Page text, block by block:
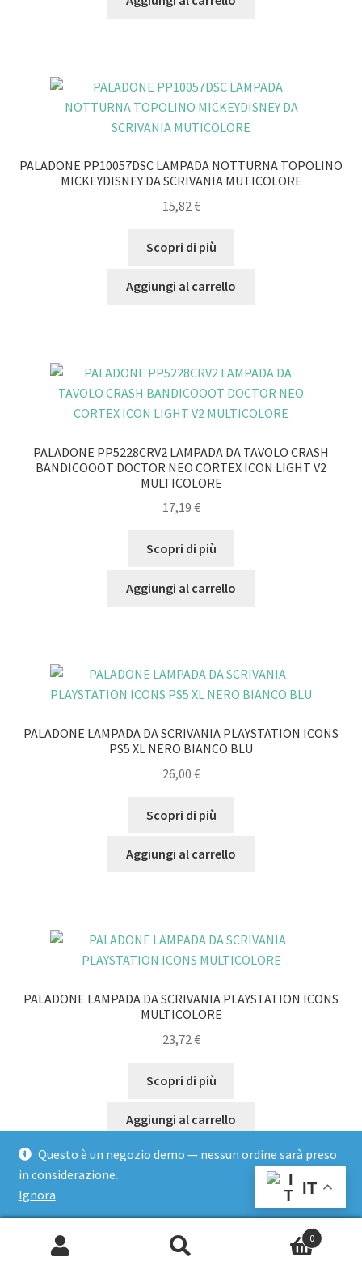
Questo è un negozio demo — nessun ordine sarà preso
in considerazione.
Ignora
PALADONE PP10057DSC LAMPADA NOTTURNA TOPOLINO
MICKEYDISNEY DA SCRIVANIA MUTICOLORE
15,82€
Scopri di più
Aggiungi al carrello
PALADONE PP5228CRV2 LAMPADA DA TAVOLO CRASH
BANDICOOOT DOCTOR NEO CORTEX ICON LIGHT V2
MULTICOLORE
17,19 €
Scopri di più
Aggiungi al carrello
PALADONE LAMPADA DA SCRIVANIA PLAYSTATION ICONS
PS5 XL NERO BIANCO BLU
26,00 €
Scopri di più
Aggiungi al carrello
PALADONE LAMPADA DA SCRIVANIA PLAYSTATION ICONS
MULTICOLORE
23,72 €
Scopri di più
Aggiungi al carrello
0
IT